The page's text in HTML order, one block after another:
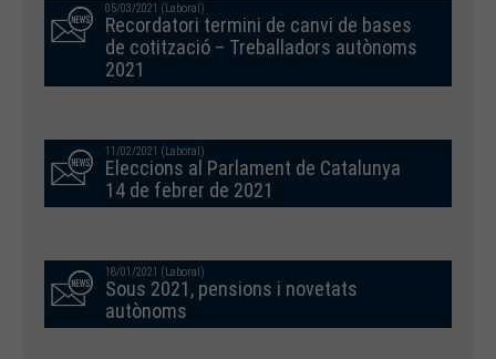
05/03/2021 (Laboral)
Recordatori termini de canvi de bases
de cotització – Treballadors autònoms
2021
11/02/2021 (Laboral)
Eleccions al Parlament de Catalunya
14 de febrer de 2021
18/01/2021 (Laboral)
Sous 2021, pensions i novetats
autònoms